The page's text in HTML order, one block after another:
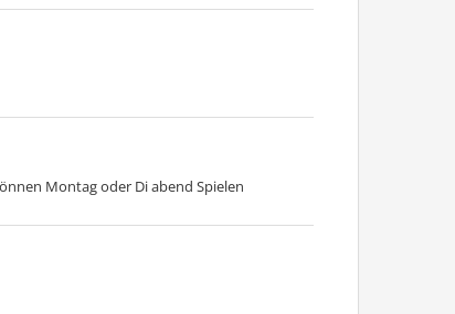
Montag oder Di abend Spielen